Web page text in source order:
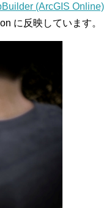
(ArcGIS Online)
に反映しています。